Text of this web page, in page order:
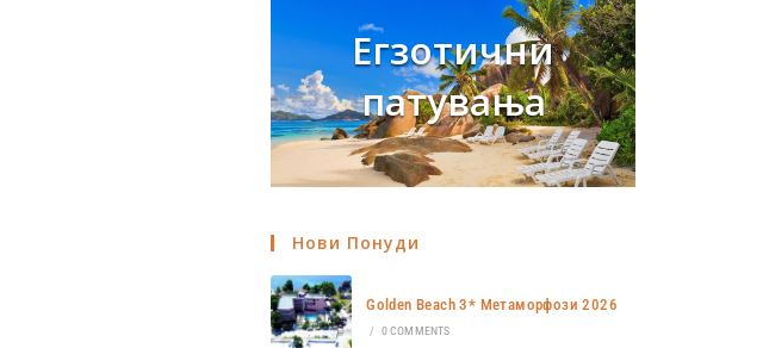
Егзотични
патувања
Нови Понуди
Golden Beach 3* Метаморфози 2026
/ 0 COMMENTS